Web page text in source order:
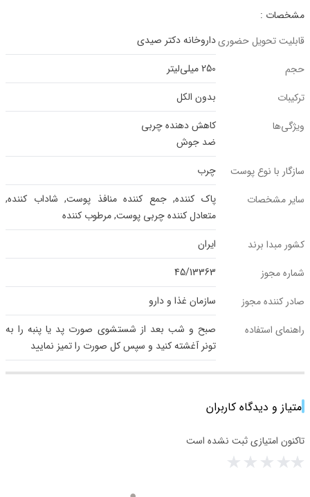
مشخصات :
قابلیت تحویل حضوریداروخانه دکتر صیدی
حجم
250 میلی‌لیتر
ترکیبات
بدون الکل
ویژگی‌ها
کاهش دهنده چربی
ضد جوش
سازگار با نوع پوست
چرب
سایر مشخصات
پاک کننده, جمع کننده منافذ پوست, شاداب کننده,
متعادل کننده چربی پوست, مرطوب کننده
کشور مبدا برند
ایران
شماره مجوز
45/13363
صادر کننده مجوز
سازمان غذا و دارو
راهنمای استفاده
صبح و شب بعد از شستشوی صورت پد یا پنبه را به
تونر آغشته کنید و سپس کل صورت را تمیز نمایید
امتیاز و دیدگاه کاربران
تاکنون امتیازی ثبت نشده است